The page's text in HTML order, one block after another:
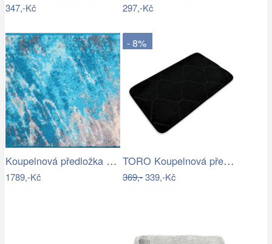
347,-Kč 297,-Kč
Koupelnová předložka MAGMA
1789,-Kč
- 8%
TORO Koupelnová předložka 50x80 černá
369,-339,-Kč